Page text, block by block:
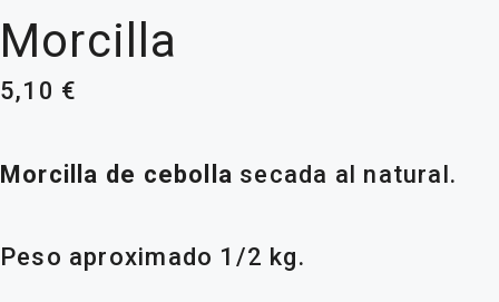
Morcilla
5,10 €
Morcilla de cebolla secada al natural.
Peso aproximado 1/2 kg.